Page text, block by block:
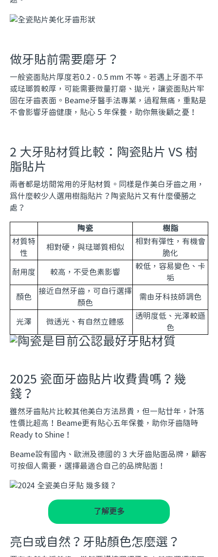
做牙貼前需要磨牙？
一般瓷面貼片厚度若0.2 - 0.5 mm 不等。若遇上牙面不平
或琺瑯質較厚，可能需要微量打磨、拋光，讓瓷面貼片牢
固在牙齒表面。Beame牙醫手法專業，過程無痛，重點是
不會影響牙齒健康，貼心 5 年保養，助你無後顧之憂！
2 大牙貼材質比較：陶瓷貼片 VS 樹
脂貼片
兩者都是坊間常用的牙貼材質。同樣是作美白牙齒之用，
為什麼較少人選用樹脂貼片？陶瓷貼片又有什麼優勝之
處？
陶瓷
樹脂
材質特
性
相對硬，與琺瑯質相似
相對有彈性，有機會
脆化
耐用度 較高，不受色素影響
較低，容易變色、卡
垢
顏色
接近自然牙齒，可自行選擇
顏色
需由牙科技師調色
光澤 微透光、有自然立體感
透明度低、光澤較遜
色
2025 瓷面牙齒貼片收費貴嗎？幾
錢？
雖然牙齒貼片比較其他美白方法昂貴，但一貼廿年，計落
性價比超高！Beame更有貼心五年保養，助你牙齒隨時
Ready to Shine！
Beame設有國內、歐洲及德國的 3 大牙齒貼面品牌，顧客
可按個人需要，選擇最適合自己的品牌貼面！
了解更多
亮白或自然？牙貼顏色怎麼選？